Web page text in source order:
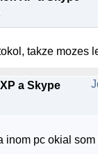
takze mozes
a Skype
inom pc okial